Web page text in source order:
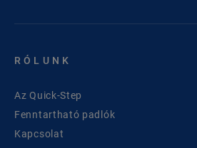
RÓLUNK
Az Quick-Step
Fenntartható padlók
Kapcsolat